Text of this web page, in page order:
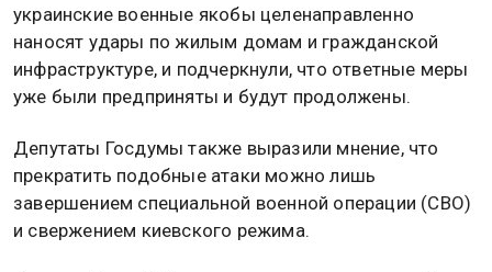
украинские военные якобы целенаправленно
наносят удары по жилым домам и гражданской
инфраструктуре, и подчеркнули, что ответные меры
уже были предприняты и будут продолжены.
Депутаты Госдумы также выразили мнение, что
прекратить подобные атаки можно лишь
завершением специальной военной операции (СВО)
и свержением киевского режима.